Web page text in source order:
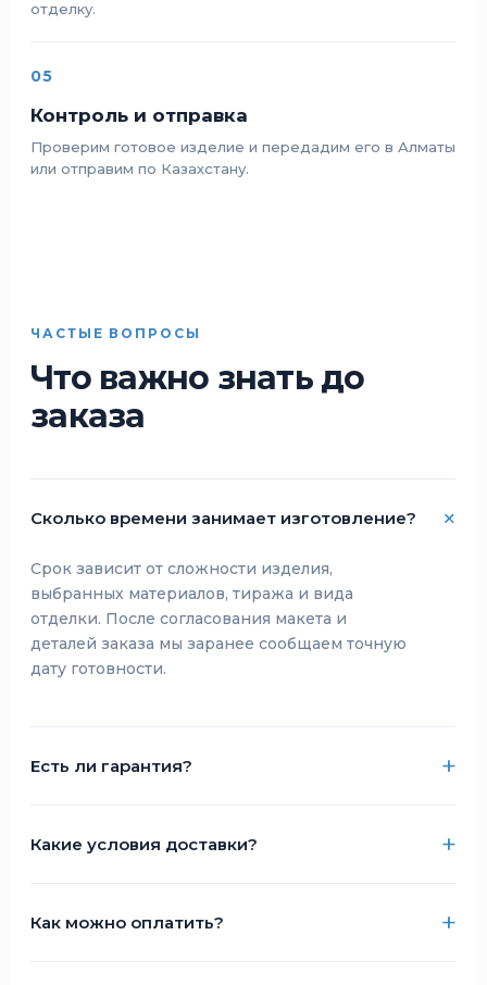
отделку.
05
Контроль и отправка
Проверим готовое изделие и передадим его в Алматы
или отправим по Казахстану.
ЧАСТЫЕ ВОПРОСЫ
Что важно знать до
заказа
Сколько времени занимает изготовление?
Срок зависит от сложности изделия,
выбранных материалов, тиража и вида
отделки. После согласования макета и
деталей заказа мы заранее сообщаем точную
дату готовности.
Есть ли гарантия?
Какие условия доставки?
Как можно оплатить?